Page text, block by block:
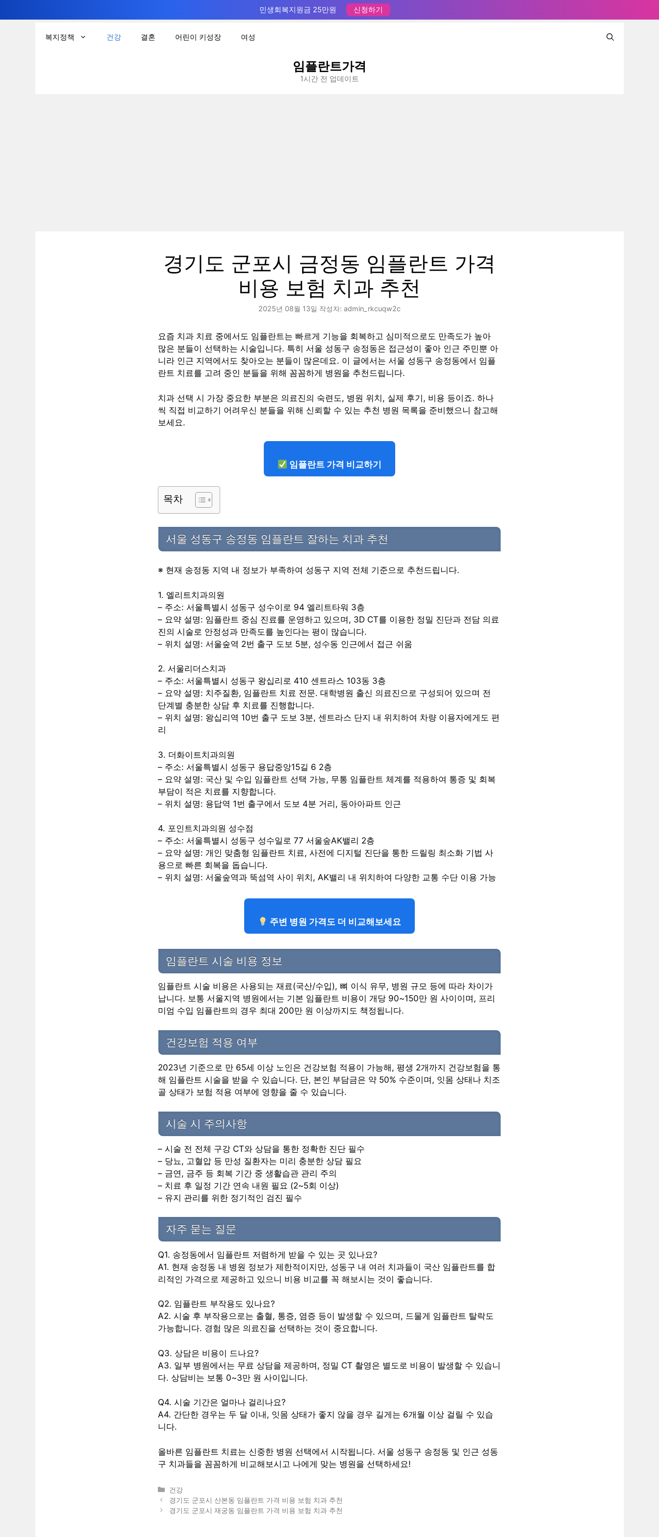
민생회복지원금 25만원 신청하기
복지정책 건강 결혼 어린이 키성장 여성
임플란트가격
1시간 전 업데이트
경기도 군포시 금정동 임플란트 가격
비용 보험 치과 추천
2025년 08월 13일 작성자: admin_rkcuqw2c
요즘 치과 치료 중에서도 임플란트는 빠르게 기능을 회복하고 심미적으로도 만족도가 높아
많은 분들이 선택하는 시술입니다. 특히 서울 성동구 송정동은 접근성이 좋아 인근 주민뿐 아
니라 인근 지역에서도 찾아오는 분들이 많은데요. 이 글에서는 서울 성동구 송정동에서 임플
란트 치료를 고려 중인 분들을 위해 꼼꼼하게 병원을 추천드립니다.
치과 선택 시 가장 중요한 부분은 의료진의 숙련도, 병원 위치, 실제 후기, 비용 등이죠. 하나
씩 직접 비교하기 어려우신 분들을 위해 신뢰할 수 있는 추천 병원 목록을 준비했으니 참고해
보세요.
임플란트 가격 비교하기
목차
서울 성동구 송정동 임플란트 잘하는 치과 추천
※ 현재 송정동 지역 내 정보가 부족하여 성동구 지역 전체 기준으로 추천드립니다.
1. 엘리트치과의원
– 주소: 서울특별시 성동구 성수이로 94 엘리트타워 3층
– 요약 설명: 임플란트 중심 진료를 운영하고 있으며, 3D CT를 이용한 정밀 진단과 전담 의료
진의 시술로 안정성과 만족도를 높인다는 평이 많습니다.
– 위치 설명: 서울숲역 2번 출구 도보 5분, 성수동 인근에서 접근 쉬움
2. 서울리더스치과
– 주소: 서울특별시 성동구 왕십리로 410 센트라스 103동 3층
– 요약 설명: 치주질환, 임플란트 치료 전문. 대학병원 출신 의료진으로 구성되어 있으며 전
단계별 충분한 상담 후 치료를 진행합니다.
– 위치 설명: 왕십리역 10번 출구 도보 3분, 센트라스 단지 내 위치하여 차량 이용자에게도 편
리
3. 더화이트치과의원
– 주소: 서울특별시 성동구 용답중앙15길 6 2층
– 요약 설명: 국산 및 수입 임플란트 선택 가능, 무통 임플란트 체계를 적용하여 통증 및 회복
부담이 적은 치료를 지향합니다.
– 위치 설명: 용답역 1번 출구에서 도보 4분 거리, 동아아파트 인근
4. 포인트치과의원 성수점
– 주소: 서울특별시 성동구 성수일로 77 서울숲AK밸리 2층
– 요약 설명: 개인 맞춤형 임플란트 치료, 사전에 디지털 진단을 통한 드릴링 최소화 기법 사
용으로 빠른 회복을 돕습니다.
– 위치 설명: 서울숲역과 뚝섬역 사이 위치, AK밸리 내 위치하여 다양한 교통 수단 이용 가능
주변 병원 가격도 더 비교해보세요
임플란트 시술 비용 정보
임플란트 시술 비용은 사용되는 재료(국산/수입), 뼈 이식 유무, 병원 규모 등에 따라 차이가
납니다. 보통 서울지역 병원에서는 기본 임플란트 비용이 개당 90~150만 원 사이이며, 프리
미엄 수입 임플란트의 경우 최대 200만 원 이상까지도 책정됩니다.
건강보험 적용 여부
2023년 기준으로 만 65세 이상 노인은 건강보험 적용이 가능해, 평생 2개까지 건강보험을 통
해 임플란트 시술을 받을 수 있습니다. 단, 본인 부담금은 약 50% 수준이며, 잇몸 상태나 치조
골 상태가 보험 적용 여부에 영향을 줄 수 있습니다.
시술 시 주의사항
– 시술 전 전체 구강 CT와 상담을 통한 정확한 진단 필수
– 당뇨, 고혈압 등 만성 질환자는 미리 충분한 상담 필요
– 금연, 금주 등 회복 기간 중 생활습관 관리 주의
– 치료 후 일정 기간 연속 내원 필요 (2~5회 이상)
– 유지 관리를 위한 정기적인 검진 필수
자주 묻는 질문
Q1. 송정동에서 임플란트 저렴하게 받을 수 있는 곳 있나요?
A1. 현재 송정동 내 병원 정보가 제한적이지만, 성동구 내 여러 치과들이 국산 임플란트를 합
리적인 가격으로 제공하고 있으니 비용 비교를 꼭 해보시는 것이 좋습니다.
Q2. 임플란트 부작용도 있나요?
A2. 시술 후 부작용으로는 출혈, 통증, 염증 등이 발생할 수 있으며, 드물게 임플란트 탈락도
가능합니다. 경험 많은 의료진을 선택하는 것이 중요합니다.
Q3. 상담은 비용이 드나요?
A3. 일부 병원에서는 무료 상담을 제공하며, 정밀 CT 촬영은 별도로 비용이 발생할 수 있습니
다. 상담비는 보통 0~3만 원 사이입니다.
Q4. 시술 기간은 얼마나 걸리나요?
A4. 간단한 경우는 두 달 이내, 잇몸 상태가 좋지 않을 경우 길게는 6개월 이상 걸릴 수 있습
니다.
올바른 임플란트 치료는 신중한 병원 선택에서 시작됩니다. 서울 성동구 송정동 및 인근 성동
구 치과들을 꼼꼼하게 비교해보시고 나에게 맞는 병원을 선택하세요!
카
테
고
건강
경기도 군포시 산본동 임플란트 가격 비용 보험 치과 추천
경기도 군포시 재궁동 임플란트 가격 비용 보험 치과 추천